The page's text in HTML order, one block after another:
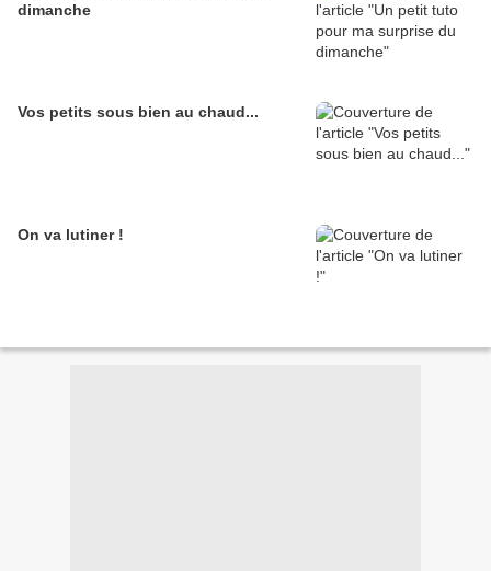
dimanche
Vos petits sous bien au chaud...
On va lutiner !